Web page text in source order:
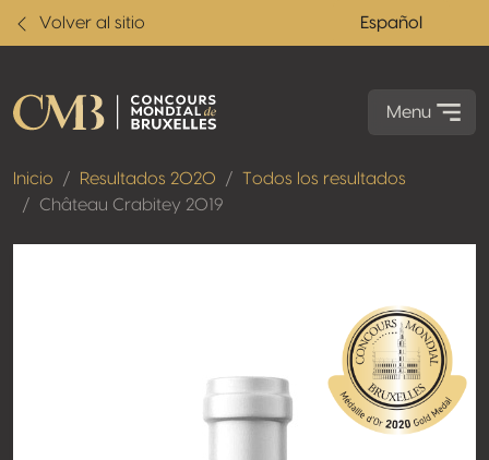
Volver al sitio Español
Menu
Inicio Resultados 2020
Todos los resultados
Château Crabitey 2019